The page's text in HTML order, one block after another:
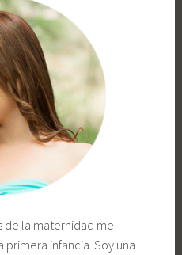
de la maternidad me
infancia. Soy una